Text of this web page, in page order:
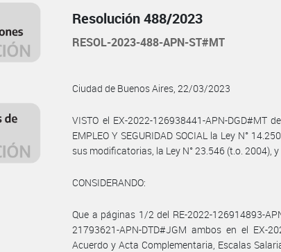
Resolución 488/2023
RESOL-2023-488-APN-ST#MT
Ciudad de Buenos Aires, 22/03/2023
VISTO el EX-2022-126938441-APN-DGD#MT
EMPLEO Y SEGURIDAD SOCIAL la Ley N°
sus modificatorias, la Ley N° 23.546 (t.o. 2004), y
CONSIDERANDO:
Que a páginas 1/2 del RE-2022-126914893-
21793621-APN-DTD#JGM ambos en el EX-
Acuerdo y Acta Complementaria, Escalas